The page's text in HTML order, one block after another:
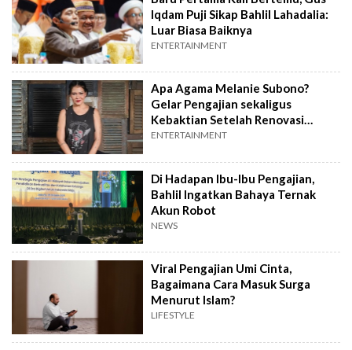
Iqdam Puji Sikap Bahlil Lahadalia:
Luar Biasa Baiknya
ENTERTAINMENT
Apa Agama Melanie Subono?
Gelar Pengajian sekaligus
Kebaktian Setelah Renovasi
Rumah
ENTERTAINMENT
Di Hadapan Ibu-Ibu Pengajian,
Bahlil Ingatkan Bahaya Ternak
Akun Robot
NEWS
Viral Pengajian Umi Cinta,
Bagaimana Cara Masuk Surga
Menurut Islam?
LIFESTYLE